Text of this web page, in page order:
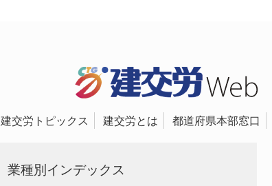
建交労トピックス 建交労とは 都道府県本部窓口
業種別インデックス